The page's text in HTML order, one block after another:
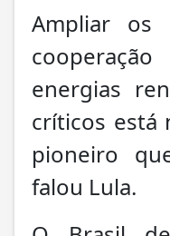
Ampliar os
energias
críticos está
pioneiro
falou Lula.